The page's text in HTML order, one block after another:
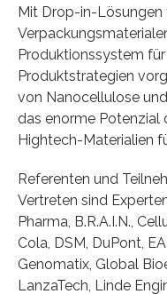
Mit Drop-in-Lösungen
Produktionssystem
Produktstrategien
von Nanocellulose
das enorme Potenzial
Hightech-Materialien
Referenten und
Vertreten sind
Pharma, B.R.A.I.N.,
Cola, DSM, DuPont,
Genomatix, Global
LanzaTech, Linde